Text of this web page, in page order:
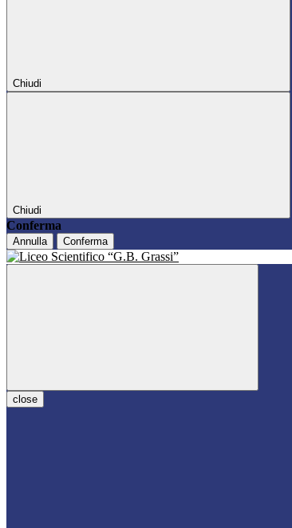
Chiudi
Chiudi
Conferma
Annulla Conferma
close